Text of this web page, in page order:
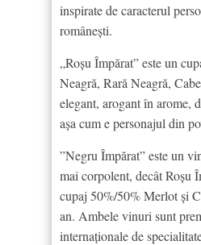
inspirate de caracterul
românești.
„Roșu Împărat” este un
Neagră, Rară Neagră,
elegant, arogant în arome,
așa cum e personajul din
”Negru Împărat” este un
mai corpolent, decât Roșu
cupaj 50%/50% Merlot și
an. Ambele vinuri sunt
internaționale de